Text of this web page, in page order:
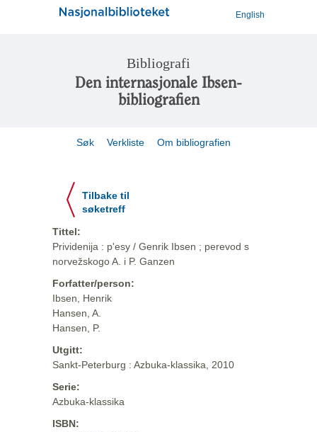
English
Bibliografi
Den internasjonale Ibsen-
bibliografien
Søk Verkliste Om bibliografien
Tilbake til
søketreff
Tittel:
Prividenija : p'esy / Genrik Ibsen ; perevod s
norvežskogo A. i P. Ganzen
Forfatter/person:
Ibsen, Henrik
Hansen, A.
Hansen, P.
Utgitt:
Sankt-Peterburg : Azbuka-klassika, 2010
Serie:
Azbuka-klassika
ISBN: